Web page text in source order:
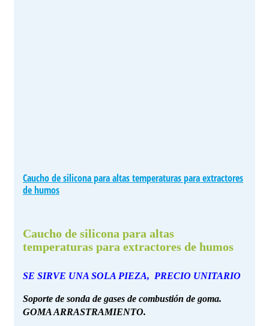
Caucho de silicona para altas temperaturas para extractores
de humos
Caucho de silicona para altas
temperaturas para extractores de humos
SE SIRVE UNA SOLA PIEZA, PRECIO UNITARIO
Soporte de sonda de gases de combustión de goma.
GOMA ARRASTRAMIENTO.